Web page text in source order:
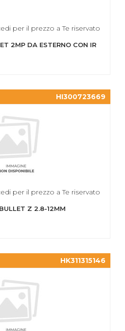
per il prezzo a Te riservato
2MP DA ESTERNO CON IR
HI300723669
per il prezzo a Te riservato
Z 2.8-12MM
HK311315146